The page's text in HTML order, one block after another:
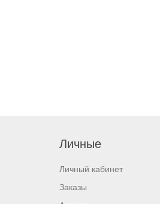
Личные
Личный кабинет
Заказы